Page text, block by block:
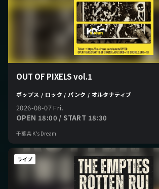
OUT OF PIXELS vol.1
ポップス / ロック / パンク / オルタナティブ
2026-08-07 Fri.
OPEN 18:00 / START 18:30
千葉県 K’s Dream
ライブ